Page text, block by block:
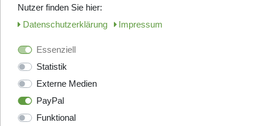
Hervorragende Kombination für einen
Nutzer finden Sie hier:
Daten­schutz­erklärung
Impressum
Essenziell
Statistik
Externe Medien
PayPal
Funktional